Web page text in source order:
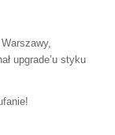
upgrade’u styku